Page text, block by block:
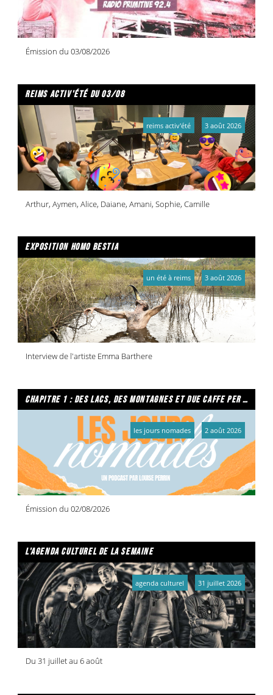
Émission du 03/08/2026
reims activ'été du 03/08
Arthur, Aymen, Alice, Daiane, Amani, Sophie, Camille
reims activ'été 3 août 2026
exposition homo bestia
Interview de l'artiste Emma Barthere
un été à reims 3 août 2026
chapitre 1 : des lacs, des montagnes et due caffe per favore
Émission du 02/08/2026
les jours nomades 2 août 2026
l'agenda culturel de la semaine
Du 31 juillet au 6 août
agenda culturel 31 juillet 2026